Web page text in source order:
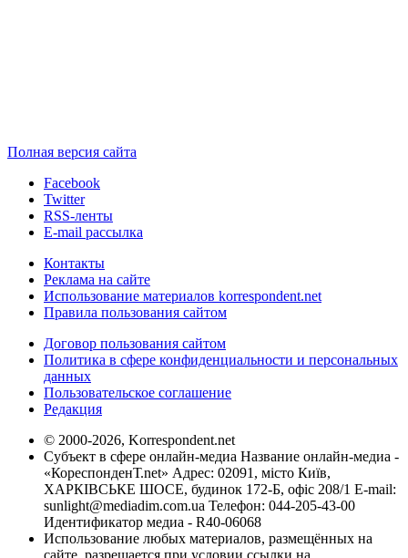
Полная версия сайта
Facebook
Twitter
RSS-ленты
E-mail рассылка
Контакты
Реклама на сайте
Использование материалов korrespondent.net
Правила пользования сайтом
Договор пользования сайтом
Политика в сфере конфиденциальности и персональных
данных
Пользовательское соглашение
Редакция
© 2000-2026, Korrespondent.net
Субъект в сфере онлайн-медиа Название онлайн-медиа -
«КореспонденТ.net» Адрес: 02091, місто Київ,
ХАРКІВСЬКЕ ШОСЕ, будинок 172-Б, офіс 208/1 E-mail:
sunlight@mediadim.com.ua Телефон: 044-205-43-00
Идентификатор медиа - R40-06068
Использование любых материалов, размещённых на
сайте, разрешается при условии ссылки на